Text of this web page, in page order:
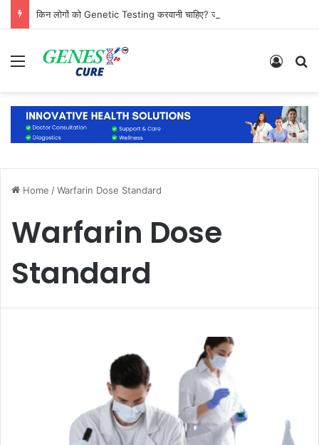
Menu Log In
Home /Warfarin Dose Standard
Warfarin Dose
Standard